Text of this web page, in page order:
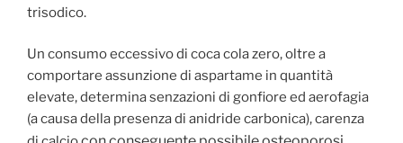
trisodico.
Un consumo eccessivo di coca cola zero, oltre a
comportare assunzione di aspartame in quantità
elevate, determina senzazioni di gonfiore ed aerofagia
(a causa della presenza di anidride carbonica), carenza